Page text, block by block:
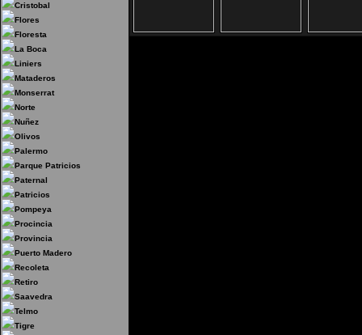
Cristobal
Flores
Floresta
La Boca
Liniers
Mataderos
Monserrat
Norte
Nuñez
Olivos
Palermo
Parque Patricios
Paternal
Patricios
Pompeya
Procincia
Provincia
Puerto Madero
Recoleta
Retiro
Saavedra
Telmo
Tigre